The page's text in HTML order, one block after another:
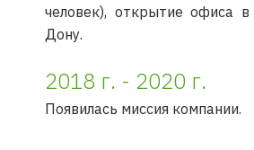
человек), открытие офиса в
Дону.
2018 г. - 2020 г.
Появилась миссия компании.